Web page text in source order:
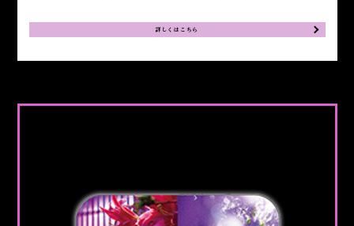
詳しくはこちら